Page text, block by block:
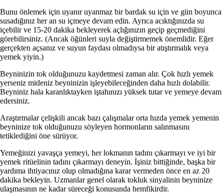
Bunu önlemek için uyanır uyanmaz bir bardak su için ve gün boyunca
susadığınız her an su içmeye devam edin. Ayrıca acıktığınızda su
içebilir ve 15-20 dakika bekleyerek açlığınızın geçip geçmediğini
görebilirsiniz. (Ancak öğünleri suyla değiştirmemek önemlidir. Eğer
gerçekten açsanız ve suyun faydası olmadıysa bir atıştırmalık veya
yemek yiyin.)
Beyninizin tok olduğunuzu kaydetmesi zaman alır. Çok hızlı yemek
yerseniz mideniz beyninizin işleyebileceğinden daha hızlı dolabilir.
Beyniniz hala karanlıktayken iştahınızı yüksek tutar ve yemeye devam
edersiniz.
Araştırmalar çelişkili ancak bazı çalışmalar orta hızda yemek yemenin
beyninize tok olduğunuzu söyleyen hormonların salınmasını
tetiklediğini öne sürüyor.
Yemeğinizi yavaşça yemeyi, her lokmanın tadını çıkarmayı ve iyi bir
yemek ritüelinin tadını çıkarmayı deneyin. İşiniz bittiğinde, başka bir
yardıma ihtiyacınız olup olmadığına karar vermeden önce en az 20
dakika bekleyin. Uzmanlar genel olarak tokluk sinyalinin beyninize
ulaşmasının ne kadar süreceği konusunda hemfikirdir.